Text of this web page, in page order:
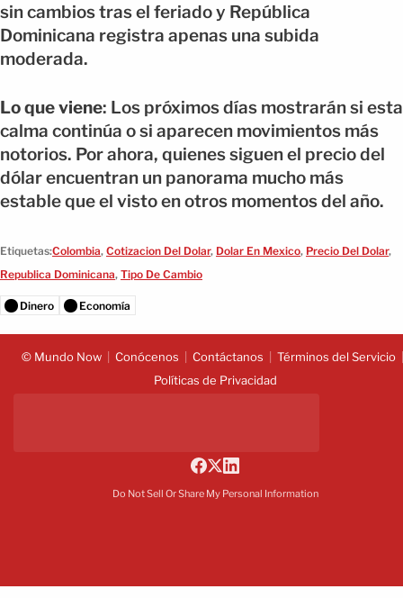
sin cambios tras el feriado y República
Dominicana registra apenas una subida
moderada.
Lo que viene: Los próximos días mostrarán si esta
calma continúa o si aparecen movimientos más
notorios. Por ahora, quienes siguen el precio del
dólar encuentran un panorama mucho más
estable que el visto en otros momentos del año.
Etiquetas:Colombia, Cotizacion Del Dolar, Dolar En Mexico, Precio Del Dolar,
Republica Dominicana, Tipo De Cambio
Dinero Economía
© Mundo Now Conócenos Contáctanos
Términos del Servicio
Políticas de Privacidad
Do Not Sell Or Share My Personal Information